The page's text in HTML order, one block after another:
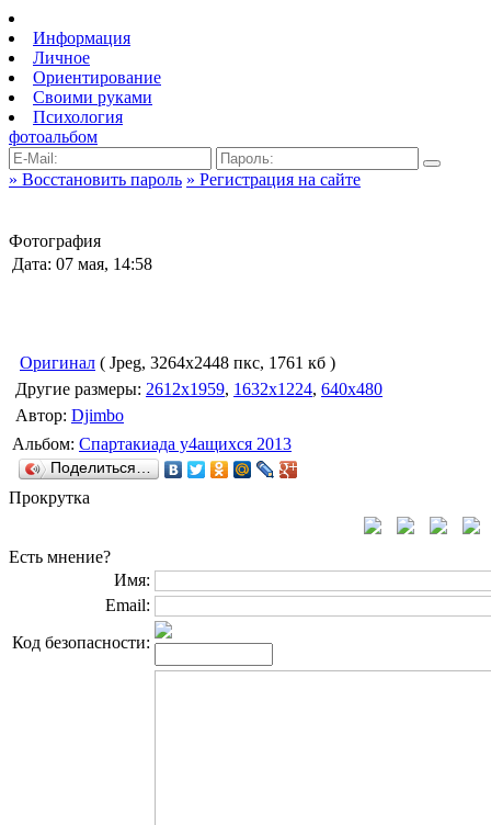
Информация
Личное
Ориентирование
Своими руками
Психология
фотоальбом
» Восстановить пароль » Регистрация на сайте
Фотография
Дата: 07 мая, 14:58
Оригинал ( Jpeg, 3264x2448 пкс, 1761 кб )
Другие размеры: 2612x1959, 1632x1224, 640x480
Автор: Djimbo
Альбом: Спартакиада у4ащихся 2013
Поделиться…
Прокрутка
Есть мнение?
Имя:
Email:
Код безопасности: